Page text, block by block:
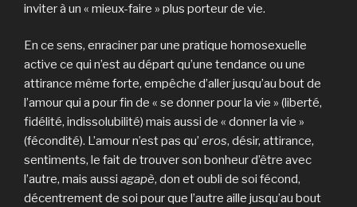
inviter à un « mieux-faire » plus porteur de vie.
En ce sens, enraciner par une pratique homosexuelle
active ce qui n’est au départ qu’une tendance ou une
attirance même forte, empêche d’aller jusqu’au bout de
l’amour qui a pour fin de « se donner pour la vie » (liberté,
fidélité, indissolubilité) mais aussi de « donner la vie »
(fécondité). L’amour n’est pas qu’ eros, désir, attirance,
sentiments, le fait de trouver son bonheur d’être avec
l’autre, mais aussi agapè, don et oubli de soi fécond,
décentrement de soi pour que l’autre aille jusqu’au bout